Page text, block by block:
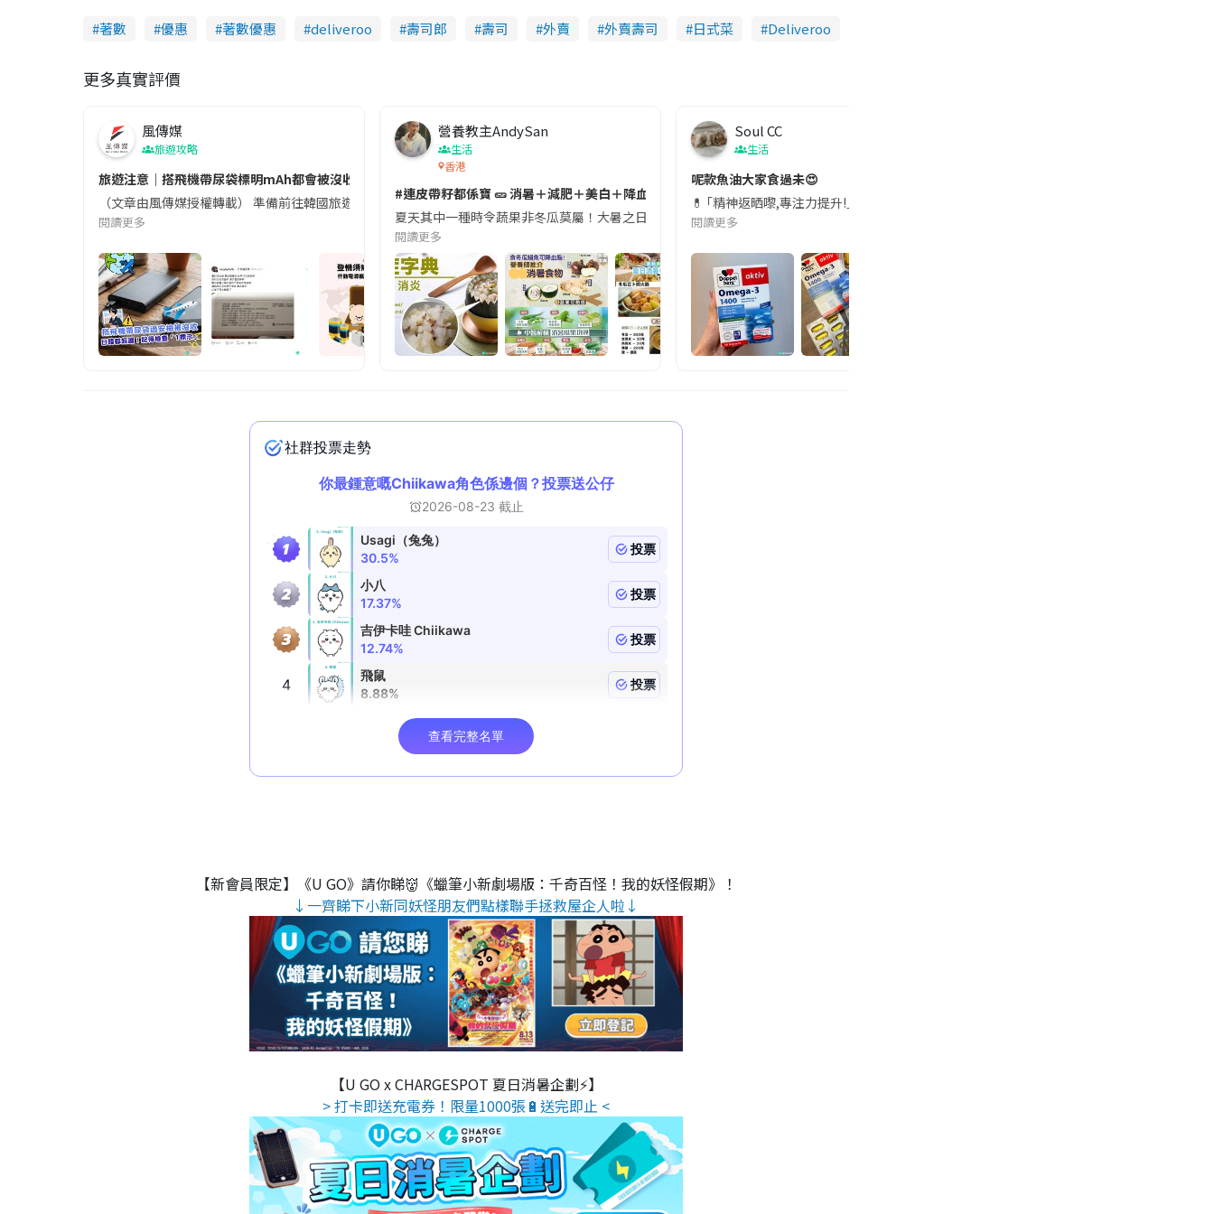
i
e
著數 優惠 著數優惠 deliveroo 壽司郎 壽司 外賣 外賣壽司 日式菜 Deliveroo
更多真實評價
風傳媒
旅遊攻略
旅遊注意｜搭飛機帶尿袋標明mAh都會被沒收😱出發前切記檢查「1標示」🚨
（文章由風傳媒授權轉載） 準備前往韓國旅遊的民眾，近期要特別留意隨身行李中的行動電源。一名旅客日前在機場安檢時，明明攜帶的行動電源機身已標示「10000mAh」，卻仍被要求當場
閱讀更多
營養教主AndySan
生活
香港
#連皮帶籽都係寶 🥒 消暑＋減肥＋美白＋降血脂
夏天其中一種時令蔬果非冬瓜莫屬！大暑之日，點都要飲碗冬瓜湯消暑解渴！除了解暑，冬瓜仲有好多鮮為人知嘅好處：減肥、消水腫、降血
閱讀更多
Soul CC
生活
呢款魚油大家食過未😍
💊 ｢精神返晒嚟,專注力提升!｣ 長時間對住電腦､剪片寫稿,成日覺得眼睛乾澀､腦袋好似｢斷
閱讀更多
【新會員限定】《U GO》請你睇👹《蠟筆小新劇場版：千奇百怪！我的妖怪假期》！
↓一齊睇下小新同妖怪朋友們點樣聯手拯救屋企人啦↓
【U GO x CHARGESPOT 夏日消暑企劃⚡】
> 打卡即送充電券！限量1000張🔋送完即止 <